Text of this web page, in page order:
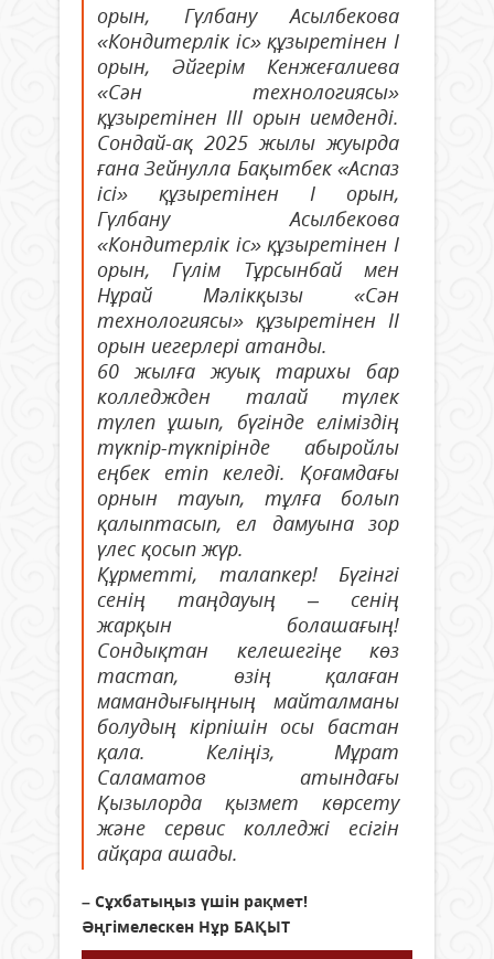
орын, Гүлбану Асылбекова
«Кондитерлік іс» құзыретінен І
орын, Әйгерім Кенжеғалиева
«Сән технологиясы»
құзыретінен ІІІ орын иемденді.
Сондай-ақ 2025 жылы жуырда
ғана Зейнулла Бақытбек «Аспаз
ісі» құзыретінен І орын,
Гүлбану Асылбекова
«Кондитерлік іс» құзыретінен І
орын, Гүлім Тұрсынбай мен
Нұрай Мәлікқызы «Сән
технологиясы» құзыретінен ІІ
орын иегерлері атанды.
60 жылға жуық тарихы бар
колледжден талай түлек
түлеп ұшып, бүгінде еліміздің
түкпір-түкпірінде абыройлы
еңбек етіп келеді. Қоғамдағы
орнын тауып, тұлға болып
қалыптасып, ел дамуына зор
үлес қосып жүр.
Құрметті, талапкер! Бүгінгі
сенің таңдауың – сенің
жарқын болашағың!
Сондықтан келешегіңе көз
тастап, өзің қалаған
мамандығыңның майталманы
болудың кірпішін осы бастан
қала. Келіңіз, Мұрат
Саламатов атындағы
Қызылорда қызмет көрсету
және сервис колледжі есігін
айқара ашады.
– Сұхбатыңыз үшін рақмет!
Әңгімелескен Нұр БАҚЫТ